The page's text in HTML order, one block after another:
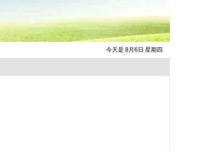
今天是 8月6日 星期四